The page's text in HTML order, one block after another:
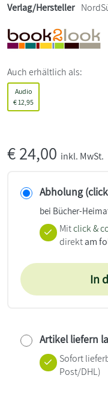
Verlag/Hersteller
Auch erhältlich als:
Audio
€ 12,95
€24,00 inkl. MwSt.
Abholung
bei Bücher-
Mitclick &
direktam
In
Artikel liefern
Sofort
Post/DHL)